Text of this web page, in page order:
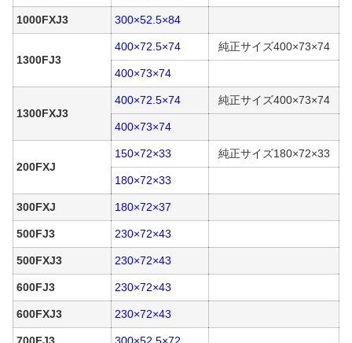
1000FXJ3 300×52.5×84
1300FJ3
400×72.5×74 純正サイズ400×73×74
400×73×74
1300FXJ3
400×72.5×74 純正サイズ400×73×74
400×73×74
200FXJ
150×72×33 純正サイズ180×72×33
180×72×33
300FXJ 180×72×37
500FJ3 230×72×43
500FXJ3 230×72×43
600FJ3 230×72×43
600FXJ3 230×72×43